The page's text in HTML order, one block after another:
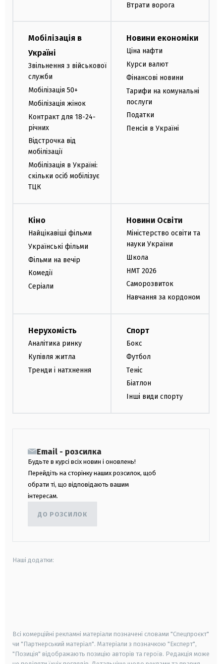
Втрати ворога
Мобілізація в
Україні
Звільнення з військової
служби
Мобілізація 50+
Мобілізація жінок
Контракт для 18-24-
річних
Відстрочка від
мобілізації
Мобілізація в Україні:
скільки осіб мобілізує
ТЦК
Новини економіки
Ціна нафти
Курси валют
Фінансові новини
Тарифи на комунальні
послуги
Податки
Пенсія в Україні
Кіно
Найцікавіші фільми
Українські фільми
Фільми на вечір
Комедії
Серіали
Новини Освіти
Міністерство освіти та
науки України
Школа
НМТ 2026
Саморозвиток
Навчання за кордоном
Нерухомість
Аналітика ринку
Купівля житла
Тренди і натхнення
Спорт
Бокс
Футбол
Теніс
Біатлон
Інші види спорту
Email - розсилка
Будьте в курсі всіх новин і оновлень!
Перейдіть на сторінку наших розсилок, щоб
обрати ті, що відповідають вашим
інтересам.
ДО РОЗСИЛОК
Наші додатки:
Всі комерційні рекламні матеріали позначені словами "Спецпроєкт"
чи "Партнерський матеріал". Матеріали з позначкою "Експерт",
"Позиція" відображають позицію авторів та героїв. Редакція може